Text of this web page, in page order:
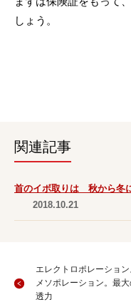
しょう。
関連記事
首のイボ取りは 秋から冬
2018.10.21
エレクトロポレーション
メソポレーション。最
透力